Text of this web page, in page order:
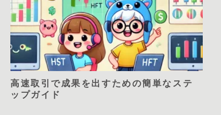
高速取引で成果を出すための簡単なステ
ップガイド